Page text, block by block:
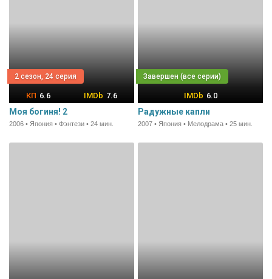
2 сезон, 24 серия
6.6 7.6
Моя богиня! 2
2006 • Япония • Фэнтези • 24 мин.
6.0
Радужные капли
2007 • Япония • Мелодрама • 25 мин.